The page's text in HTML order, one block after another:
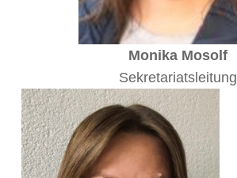
Monika Mosolf
Sekretariatsleitung